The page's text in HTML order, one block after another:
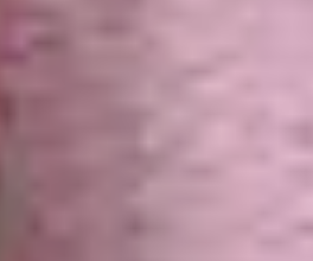
наши
на кухню».